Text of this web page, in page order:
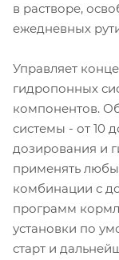
в растворе,
ежедневных
Управляет
гидропонных
компонентов.
системы - от 10
дозирования и
применять
комбинации с
программ
установки по
старт и